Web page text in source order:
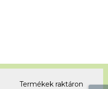
Termékek raktáron